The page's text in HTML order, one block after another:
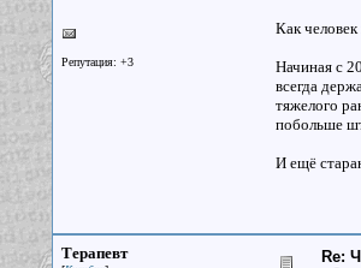
Репутация: +3
Как
Начиная с
всегда
тяжелого
побольше
И ещё
Терапевт Re: